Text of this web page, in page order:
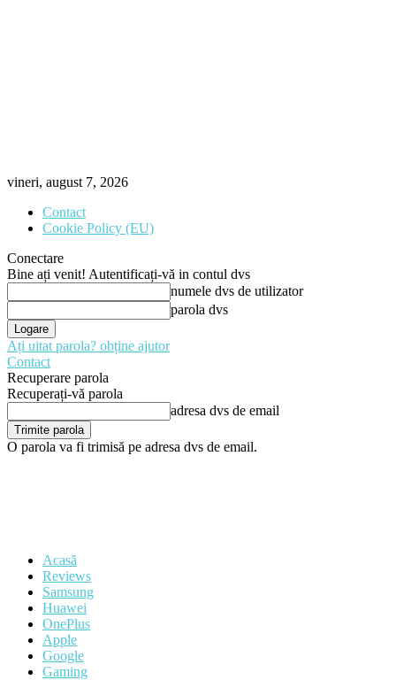
vineri, august 7, 2026
Contact
Cookie Policy (EU)
Conectare
Bine ați venit! Autentificați-vă in contul dvs
numele dvs de utilizator
parola dvs
Ați uitat parola? obține ajutor
Contact
Recuperare parola
Recuperați-vă parola
adresa dvs de email
O parola va fi trimisă pe adresa dvs de email.
Acasă
Reviews
Samsung
Huawei
OnePlus
Apple
Google
Gaming